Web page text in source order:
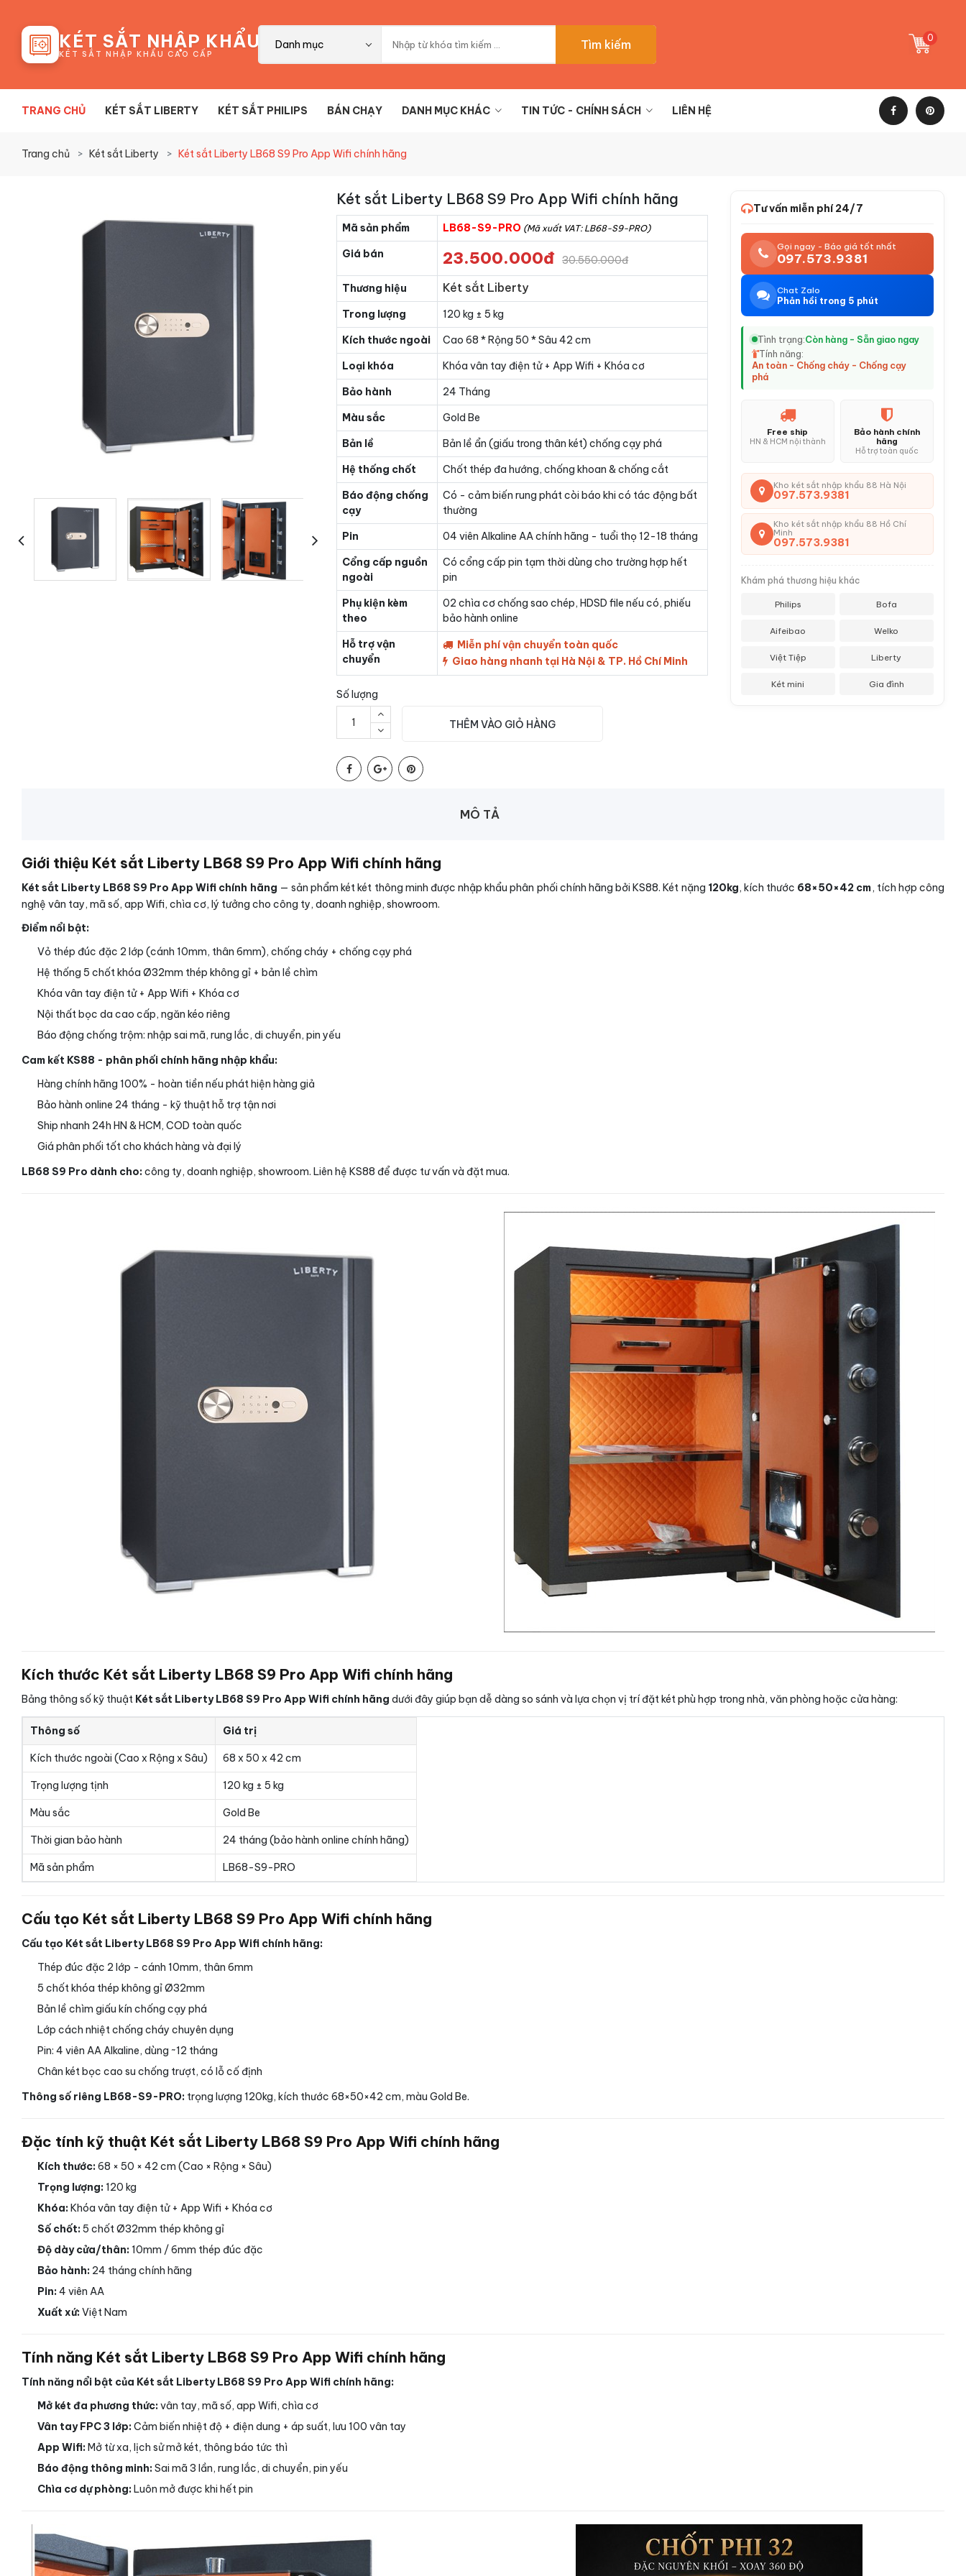
KÉT SẮT NHẬP KHẨU 88
KÉT SẮT NHẬP KHẨU CAO CẤP
0
Danh mục Tìm kiếm
TRANG CHỦ KÉT SẮT LIBERTY KÉT SẮT PHILIPS BÁN CHẠY DANH MỤC KHÁC TIN TỨC - CHÍNH SÁCH LIÊN HỆ
Trang chủ Két sắt Liberty Két sắt Liberty LB68 S9 Pro App Wifi chính hãng
Két sắt Liberty LB68 S9 Pro App Wifi chính hãng
Mã sản phẩm LB68-S9-PRO (Mã xuất VAT: LB68-S9-PRO)
Giá bán 23.500.000đ 30.550.000đ
Thương hiệu Két sắt Liberty
Trong lượng
120 kg ± 5 kg
Kích thước ngoài
Cao 68 * Rộng 50 * Sâu 42 cm
Loại khóa
Khóa vân tay điện tử + App Wifi + Khóa cơ
Bảo hành
24 Tháng
Màu sắc
Gold Be
Bản lề
Bản lề ẩn (giấu trong thân két) chống cạy phá
Hệ thống chốt
Chốt thép đa hướng, chống khoan & chống cắt
Báo động chống
cạy
Có - cảm biến rung phát còi báo khi có tác động bất
thường
Pin
04 viên Alkaline AA chính hãng - tuổi thọ 12-18 tháng
Cổng cấp nguồn
ngoài
Có cổng cấp pin tạm thời dùng cho trường hợp hết
pin
Phụ kiện kèm
theo
02 chìa cơ chống sao chép, HDSD file nếu có, phiếu
bảo hành online
Hỗ trợ vận
chuyển
Miễn phí vận chuyển toàn quốc
Giao hàng nhanh tại Hà Nội & TP. Hồ Chí Minh
Số lượng
THÊM VÀO GIỎ HÀNG
Tư vấn miễn phí 24/7
Gọi ngay - Báo giá tốt nhất
097.573.9381
Chat Zalo
Phản hồi trong 5 phút
Tình trạng:Còn hàng - Sẵn giao ngay
Tính năng:
An toàn - Chống cháy - Chống cạy
phá
Free ship
HN & HCM nội thành
Bảo hành chính
hãng
Hỗ trợ toàn quốc
Kho két sắt nhập khẩu 88 Hà Nội
097.573.9381
Kho két sắt nhập khẩu 88 Hồ Chí
Minh
097.573.9381
Khám phá thương hiệu khác
Philips Bofa
Aifeibao Welko
Việt Tiệp Liberty
Két mini Gia đình
MÔ TẢ
Giới thiệu Két sắt Liberty LB68 S9 Pro App Wifi chính hãng
Két sắt Liberty LB68 S9 Pro App Wifi chính hãng — sản phẩm két két thông minh được nhập khẩu phân phối chính hãng bởi KS88. Két nặng 120kg, kích thước 68×50×42 cm, tích hợp công
nghệ vân tay, mã số, app Wifi, chìa cơ, lý tưởng cho công ty, doanh nghiệp, showroom.
Điểm nổi bật:
Vỏ thép đúc đặc 2 lớp (cánh 10mm, thân 6mm), chống cháy + chống cạy phá
Hệ thống 5 chốt khóa Ø32mm thép không gỉ + bản lề chìm
Khóa vân tay điện tử + App Wifi + Khóa cơ
Nội thất bọc da cao cấp, ngăn kéo riêng
Báo động chống trộm: nhập sai mã, rung lắc, di chuyển, pin yếu
Cam kết KS88 - phân phối chính hãng nhập khẩu:
Hàng chính hãng 100% - hoàn tiền nếu phát hiện hàng giả
Bảo hành online 24 tháng - kỹ thuật hỗ trợ tận nơi
Ship nhanh 24h HN & HCM, COD toàn quốc
Giá phân phối tốt cho khách hàng và đại lý
LB68 S9 Pro dành cho: công ty, doanh nghiệp, showroom. Liên hệ KS88 để được tư vấn và đặt mua.
Kích thước Két sắt Liberty LB68 S9 Pro App Wifi chính hãng
Bảng thông số kỹ thuật Két sắt Liberty LB68 S9 Pro App Wifi chính hãng dưới đây giúp bạn dễ dàng so sánh và lựa chọn vị trí đặt két phù hợp trong nhà, văn phòng hoặc cửa hàng:
Thông số Giá trị
Kích thước ngoài (Cao x Rộng x Sâu) 68 x 50 x 42 cm
Trọng lượng tịnh 120 kg ± 5 kg
Màu sắc Gold Be
Thời gian bảo hành 24 tháng (bảo hành online chính hãng)
Mã sản phẩm LB68-S9-PRO
Cấu tạo Két sắt Liberty LB68 S9 Pro App Wifi chính hãng
Cấu tạo Két sắt Liberty LB68 S9 Pro App Wifi chính hãng:
Thép đúc đặc 2 lớp - cánh 10mm, thân 6mm
5 chốt khóa thép không gỉ Ø32mm
Bản lề chìm giấu kín chống cạy phá
Lớp cách nhiệt chống cháy chuyên dụng
Pin: 4 viên AA Alkaline, dùng ~12 tháng
Chân két bọc cao su chống trượt, có lỗ cố định
Thông số riêng LB68-S9-PRO: trọng lượng 120kg, kích thước 68×50×42 cm, màu Gold Be.
Đặc tính kỹ thuật Két sắt Liberty LB68 S9 Pro App Wifi chính hãng
Kích thước: 68 × 50 × 42 cm (Cao × Rộng × Sâu)
Trọng lượng: 120 kg
Khóa: Khóa vân tay điện tử + App Wifi + Khóa cơ
Số chốt: 5 chốt Ø32mm thép không gỉ
Độ dày cửa/thân: 10mm / 6mm thép đúc đặc
Bảo hành: 24 tháng chính hãng
Pin: 4 viên AA
Xuất xứ: Việt Nam
Tính năng Két sắt Liberty LB68 S9 Pro App Wifi chính hãng
Tính năng nổi bật của Két sắt Liberty LB68 S9 Pro App Wifi chính hãng:
Mở két đa phương thức: vân tay, mã số, app Wifi, chìa cơ
Vân tay FPC 3 lớp: Cảm biến nhiệt độ + điện dung + áp suất, lưu 100 vân tay
App Wifi: Mở từ xa, lịch sử mở két, thông báo tức thì
Báo động thông minh: Sai mã 3 lần, rung lắc, di chuyển, pin yếu
Chìa cơ dự phòng: Luôn mở được khi hết pin